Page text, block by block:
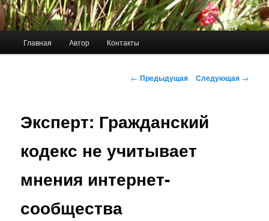
Главная Автор Контакты
Навигация
← Предыдущая Следующая →
Эксперт: Гражданский
кодекс не учитывает
мнения интернет-
сообщества